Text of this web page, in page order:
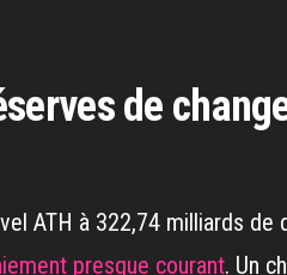
de
ATH à 322,74 milliards
presque courant. Un